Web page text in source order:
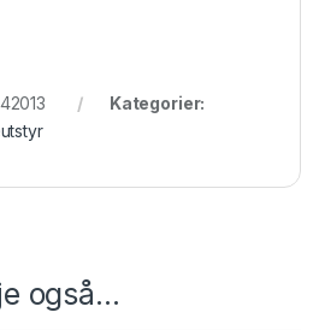
Kategorier:
også…